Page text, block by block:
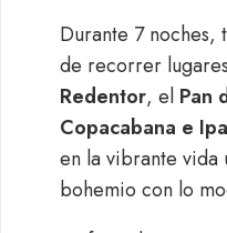
Durante 7 noches,
de recorrer
Redentor, el Pan
Copacabana e
en la vibrante vida
bohemio con lo